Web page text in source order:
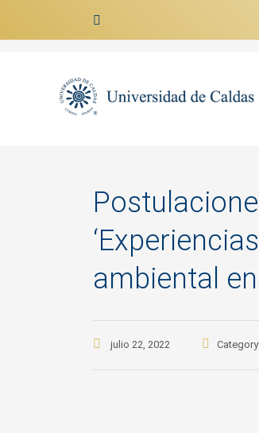
ambiental
julio 22, 2022